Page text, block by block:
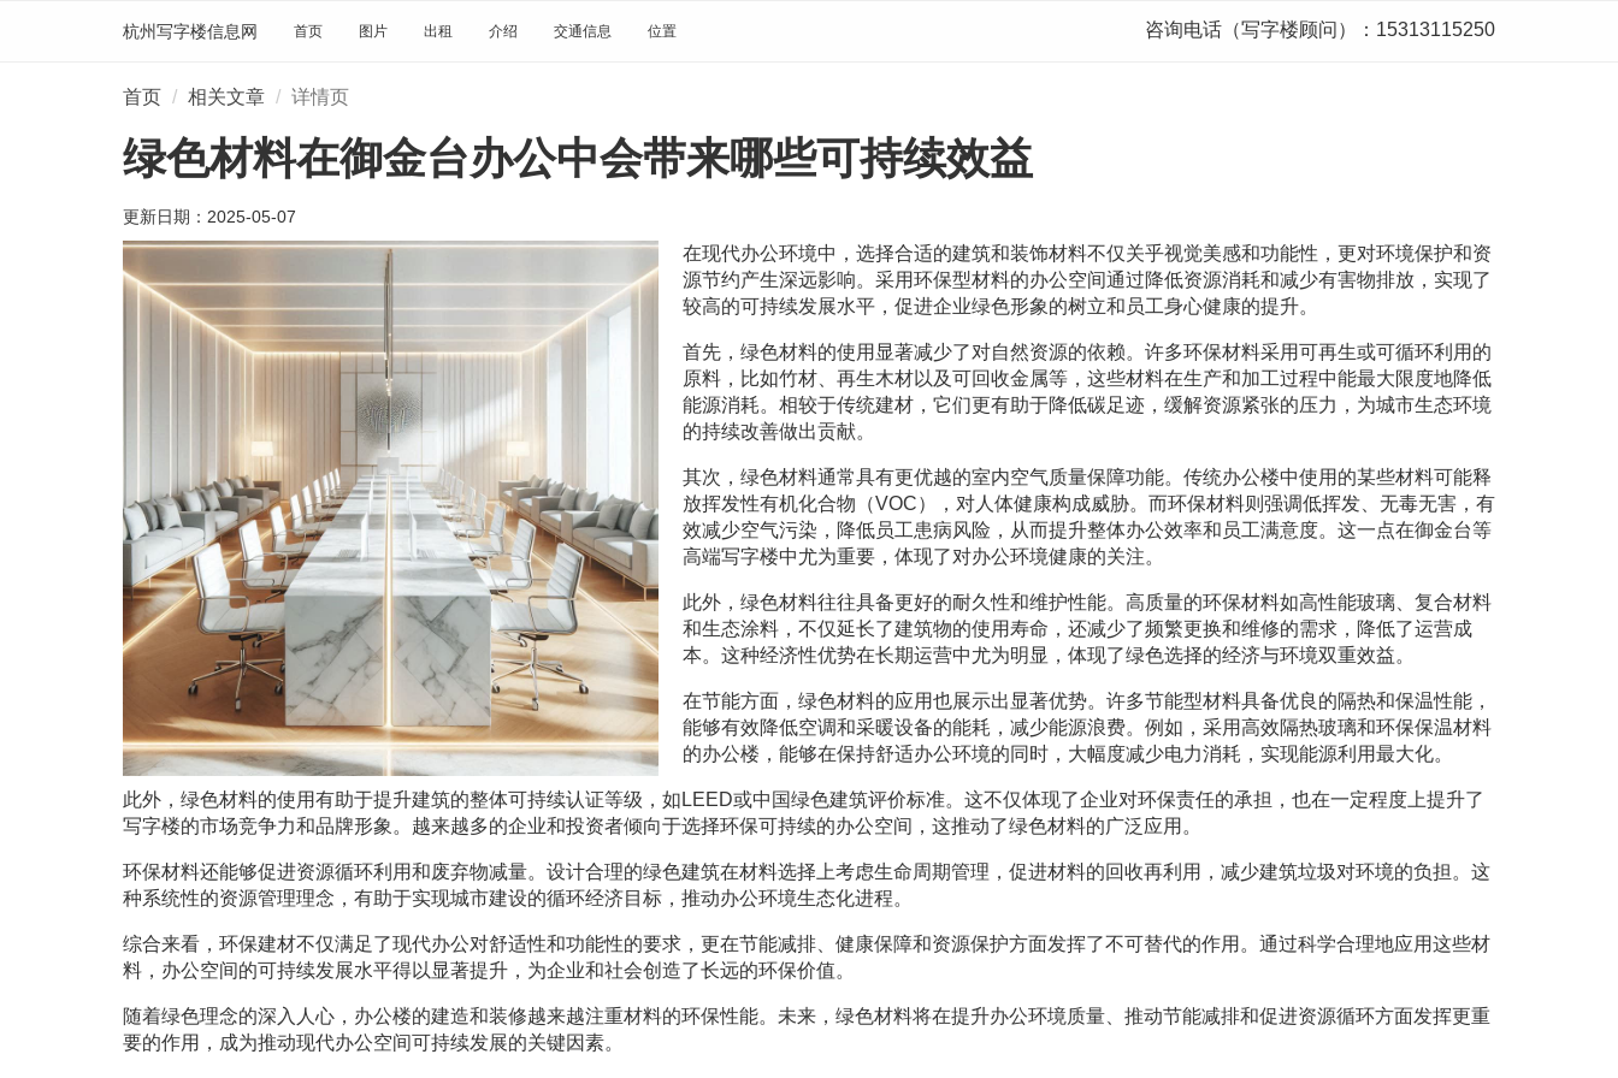
杭州写字楼信息网 首页 图片 出租 介绍 交通信息 位置 咨询电话（写字楼顾问）：15313115250
首页 相关文章 详情页
绿色材料在御金台办公中会带来哪些可持续效益
更新日期： 2025-05-07
在现代办公环境中，选择合适的建筑和装饰材料不仅关乎视觉美感和功能性，更对环境保护和资
源节约产生深远影响。采用环保型材料的办公空间通过降低资源消耗和减少有害物排放，实现了
较高的可持续发展水平，促进企业绿色形象的树立和员工身心健康的提升。
首先，绿色材料的使用显著减少了对自然资源的依赖。许多环保材料采用可再生或可循环利用的
原料，比如竹材、再生木材以及可回收金属等，这些材料在生产和加工过程中能最大限度地降低
能源消耗。相较于传统建材，它们更有助于降低碳足迹，缓解资源紧张的压力，为城市生态环境
的持续改善做出贡献。
其次，绿色材料通常具有更优越的室内空气质量保障功能。传统办公楼中使用的某些材料可能释
放挥发性有机化合物（VOC），对人体健康构成威胁。而环保材料则强调低挥发、无毒无害，有
效减少空气污染，降低员工患病风险，从而提升整体办公效率和员工满意度。这一点在御金台等
高端写字楼中尤为重要，体现了对办公环境健康的关注。
此外，绿色材料往往具备更好的耐久性和维护性能。高质量的环保材料如高性能玻璃、复合材料
和生态涂料，不仅延长了建筑物的使用寿命，还减少了频繁更换和维修的需求，降低了运营成
本。这种经济性优势在长期运营中尤为明显，体现了绿色选择的经济与环境双重效益。
在节能方面，绿色材料的应用也展示出显著优势。许多节能型材料具备优良的隔热和保温性能，
能够有效降低空调和采暖设备的能耗，减少能源浪费。例如，采用高效隔热玻璃和环保保温材料
的办公楼，能够在保持舒适办公环境的同时，大幅度减少电力消耗，实现能源利用最大化。
此外，绿色材料的使用有助于提升建筑的整体可持续认证等级，如LEED或中国绿色建筑评价标准。这不仅体现了企业对环保责任的承担，也在一定程度上提升了
写字楼的市场竞争力和品牌形象。越来越多的企业和投资者倾向于选择环保可持续的办公空间，这推动了绿色材料的广泛应用。
环保材料还能够促进资源循环利用和废弃物减量。设计合理的绿色建筑在材料选择上考虑生命周期管理，促进材料的回收再利用，减少建筑垃圾对环境的负担。这
种系统性的资源管理理念，有助于实现城市建设的循环经济目标，推动办公环境生态化进程。
综合来看，环保建材不仅满足了现代办公对舒适性和功能性的要求，更在节能减排、健康保障和资源保护方面发挥了不可替代的作用。通过科学合理地应用这些材
料，办公空间的可持续发展水平得以显著提升，为企业和社会创造了长远的环保价值。
随着绿色理念的深入人心，办公楼的建造和装修越来越注重材料的环保性能。未来，绿色材料将在提升办公环境质量、推动节能减排和促进资源循环方面发挥更重
要的作用，成为推动现代办公空间可持续发展的关键因素。